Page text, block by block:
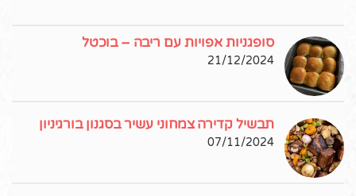
סופגניות אפויות עם ריבה – בוכטל
21/12/2024
תבשיל קדירה צמחוני עשיר בסגנון בורגיניון
07/11/2024